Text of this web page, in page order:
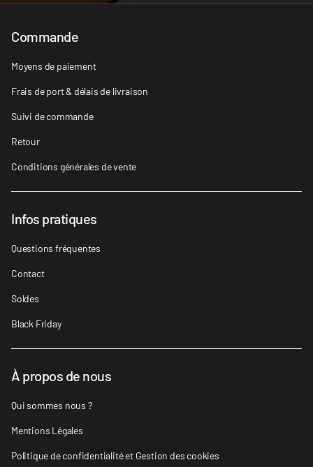
Commande
Moyens de paiement
Frais de port & délais de livraison
Suivi de commande
Retour
Conditions générales de vente
Infos pratiques
Questions fréquentes
Contact
Soldes
Black Friday
À propos de nous
Qui sommes nous ?
Mentions Légales
Politique de confidentialité et Gestion des cookies